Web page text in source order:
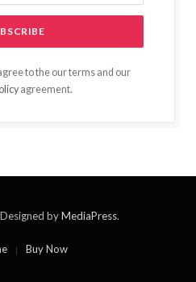
to the our terms and our
agreement.
byMediaPress.
Buy Now